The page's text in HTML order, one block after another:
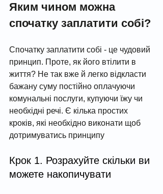
Яким чином можна
спочатку заплатити собі?
Спочатку заплатити собі - це чудовий
принцип. Проте, як його втілити в
життя? Не так вже й легко відкласти
бажану суму постійно оплачуючи
комунальні послуги, купуючи їжу чи
необхідні речі. Є кілька простих
кроків, які необхідно виконати щоб
дотримуватись принципу
Крок 1. Розрахуйте скільки ви
можете накопичувати